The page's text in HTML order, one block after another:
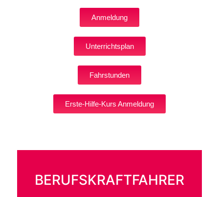
Anmeldung
Unterrichtsplan
Fahrstunden
Erste-Hilfe-Kurs Anmeldung
BERUFSKRAFTFAHRER